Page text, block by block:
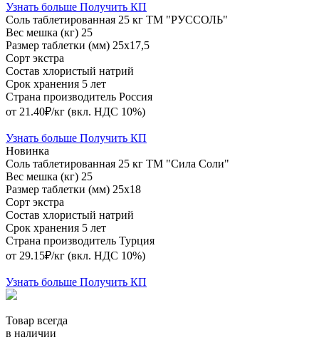
Узнать больше Получить КП
Соль таблетированная 25 кг ТМ "РУССОЛЬ"
Вес мешка (кг) 25
Размер таблетки (мм) 25х17,5
Сорт экстра
Состав хлористый натрий
Срок хранения 5 лет
Страна производитель Россия
от 21.40₽/кг (вкл. НДС 10%)
Узнать больше Получить КП
Новинка
Соль таблетированная 25 кг ТМ "Сила Соли"
Вес мешка (кг) 25
Размер таблетки (мм) 25х18
Сорт экстра
Состав хлористый натрий
Срок хранения 5 лет
Страна производитель Турция
от 29.15₽/кг (вкл. НДС 10%)
Узнать больше Получить КП
Товар всегда
в наличии